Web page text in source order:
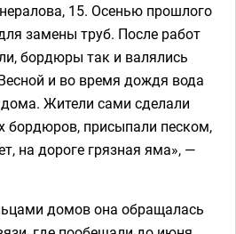
15. Осенью прошлого
замены труб. После работ
бордюры так и валялись
и во время дождя вода
Жители сами сделали
бордюров, присыпали песком,
на дороге грязная яма», —
домов она обращалась